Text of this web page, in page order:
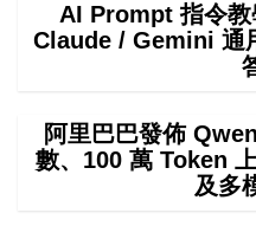
AI Prompt 指令
Claude / Gemini 通
阿里巴巴發佈
數、100 萬 Token
及多